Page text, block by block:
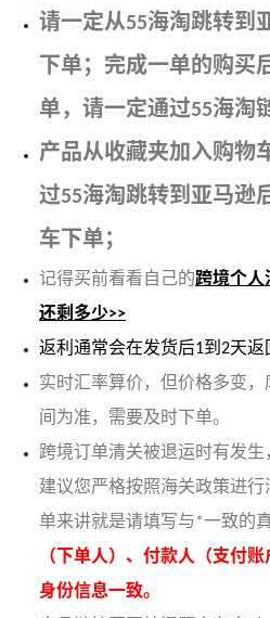
请一定从55海淘跳转到
下单；完成一单的购买
单，请一定通过55海淘
产品从收藏夹加入购物
过55海淘跳转到亚马逊
车下单；
记得买前看看自己的跨境个人
还剩多少>>
返利通常会在发货后1到2天返
实时汇率算价，但价格多变
间为准，需要及时下单。
跨境订单清关被退运时有发生
建议您严格按照海关政策进
单来讲就是请填写与*一致的
（下单人）、付款人（支付
身份信息一致。